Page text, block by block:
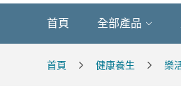
首頁 全部產品
首頁 健康養生 樂